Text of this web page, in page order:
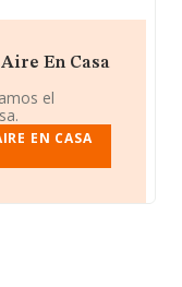
En Casa
el
EN CASA